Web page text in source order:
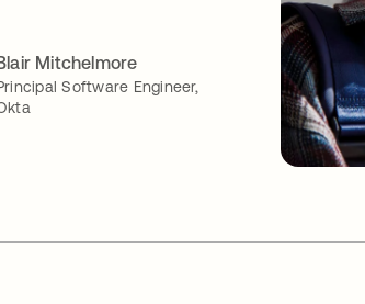
Mitchelmore
Software Engineer,